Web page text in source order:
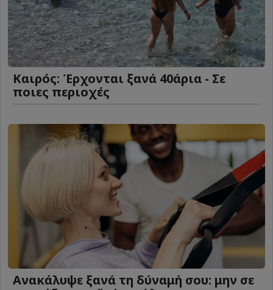
Καιρός: Έρχονται ξανά 40άρια - Σε
ποιες περιοχές
Ανακάλυψε ξανά τη δύναμή σου: μην σε